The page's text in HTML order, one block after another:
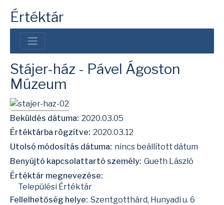
Értéktár
Stájer-ház - Pável Ágoston
Múzeum
Beküldés dátuma: 2020.03.05
Értéktárba rögzítve: 2020.03.12
Utolsó módosítás dátuma: nincs beállított dátum
Benyújtó kapcsolattartó személy: Gueth László
Értéktár megnevezése:
Települési Értéktár
Fellelhetőség helye: Szentgotthárd, Hunyadi u. 6